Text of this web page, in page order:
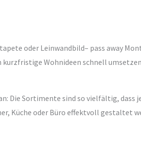
oder Leinwandbild– pass away
Wohnideen schnell
Die Sortimente sind so vielfältig, dass
Küche oder Büro effektvoll gestaltet